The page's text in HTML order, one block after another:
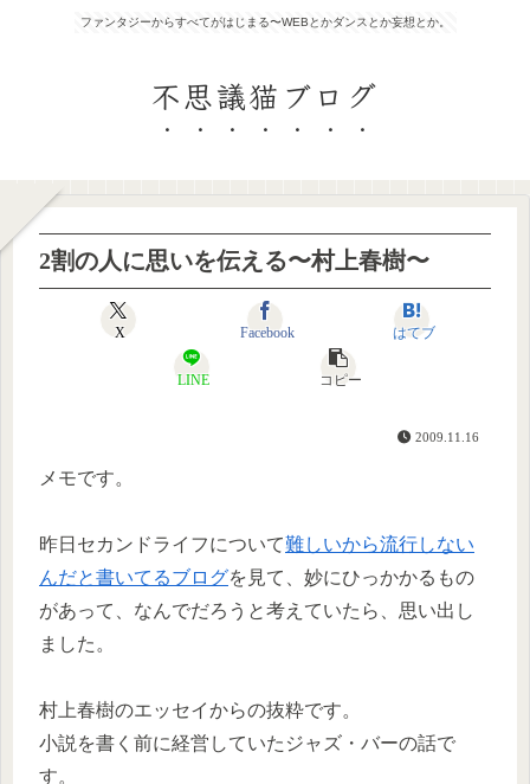
ファンタジーからすべてがはじまる〜WEBとかダンスとか妄想とか。
不思議猫ブログ
2割の人に思いを伝える〜村上春樹〜
X Facebook はてブ
LINE コピー
2009.11.16
メモです。
昨日セカンドライフについて難しいから流行しない
んだと書いてるブログを見て、妙にひっかかるもの
があって、なんでだろうと考えていたら、思い出し
ました。
村上春樹のエッセイからの抜粋です。
小説を書く前に経営していたジャズ・バーの話で
す。